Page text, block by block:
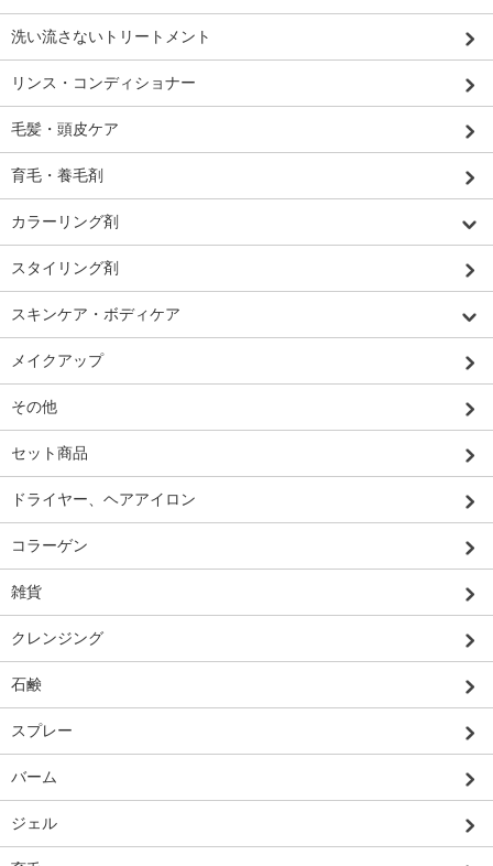
洗い流さないトリートメント
リンス・コンディショナー
毛髪・頭皮ケア
育毛・養毛剤
カラーリング剤
スタイリング剤
スキンケア・ボディケア
メイクアップ
その他
セット商品
ドライヤー、ヘアアイロン
コラーゲン
雑貨
クレンジング
石鹸
スプレー
バーム
ジェル